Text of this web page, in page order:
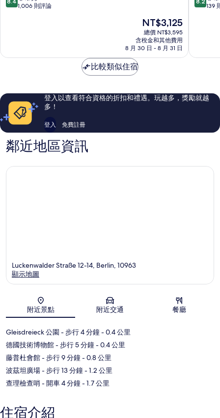
場
飯
伊
茲
分，
常
評
論
1,006 則評論
現
在
價
格
為
NT$3,125
總價 NT$3,595
含稅金和其他費用
8 月 30 日 - 8 月 31 日
場
分，
常
評
論
139
比較類似住宿
登入以查看符合資格的折扣和禮遇。玩越多，獎勵就越
多！
登入 免費註冊
鄰近地區資訊
地圖
Luckenwalder Straße 12-14, Berlin, 10963
顯示地圖
附近景點 附近交通 餐廳
Gleisdreieck 公園 - 步行 4 分鐘- 0.4 公里
德國技術博物館- 步行 5 分鐘- 0.4 公里
藤普杜會館- 步行 9 分鐘- 0.8 公里
波茲坦廣場- 步行 13 分鐘- 1.2 公里
查理檢查哨 - 開車 4 分鐘- 1.7 公里
住宿介紹